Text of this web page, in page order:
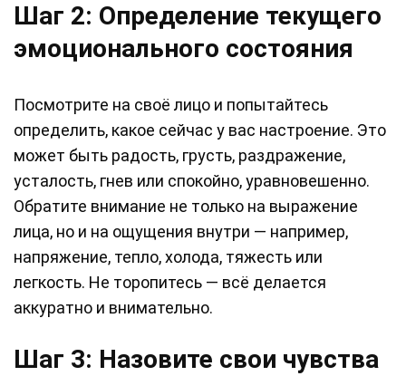
Шаг 2: Определение текущего
эмоционального состояния
Посмотрите на своё лицо и попытайтесь
определить, какое сейчас у вас настроение. Это
может быть радость, грусть, раздражение,
усталость, гнев или спокойно, уравновешенно.
Обратите внимание не только на выражение
лица, но и на ощущения внутри — например,
напряжение, тепло, холода, тяжесть или
легкость. Не торопитесь — всё делается
аккуратно и внимательно.
Шаг 3: Назовите свои чувства